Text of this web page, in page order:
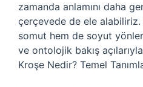
zamanda anlamını daha
çerçevede de ele alabiliriz.
somut hem de soyut
ve ontolojik bakış
Kroşe Nedir? Temel